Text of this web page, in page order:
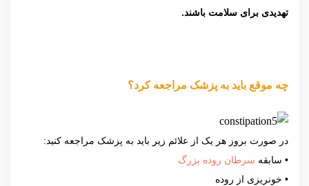
تهدیدی برای سلامت باشند.
چه موقع باید به پزشک مراجعه کرد؟
در صورت بروز هر یک از علائم زیر باید به پزشک مراجعه کنید:
• سابقه سرطان روده بزرگ
• خونریزی از روده